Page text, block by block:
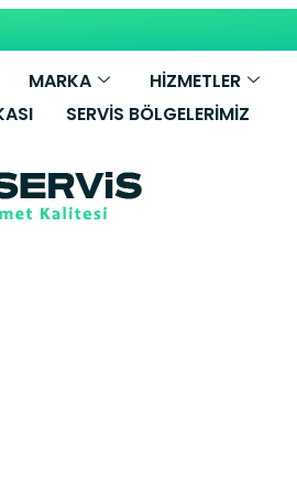
MARKA
HİZMETLER
SERVIS BÖLGELERIMIZ